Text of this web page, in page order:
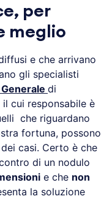
per
meglio
e che arrivano
gli specialisti
di
il cui responsabile è
che riguardano
fortuna, possono
casi. Certo è che
di un nodulo
e che non
la soluzione